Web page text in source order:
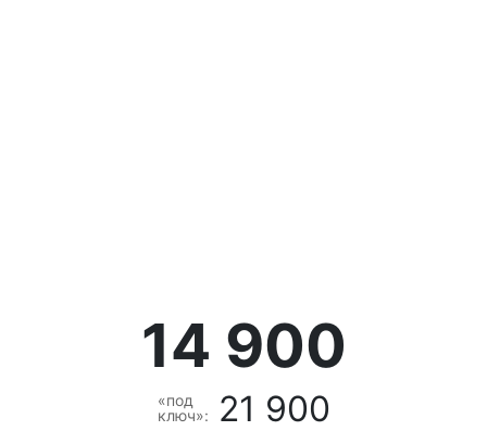
14 900
«под
ключ»:
21 900